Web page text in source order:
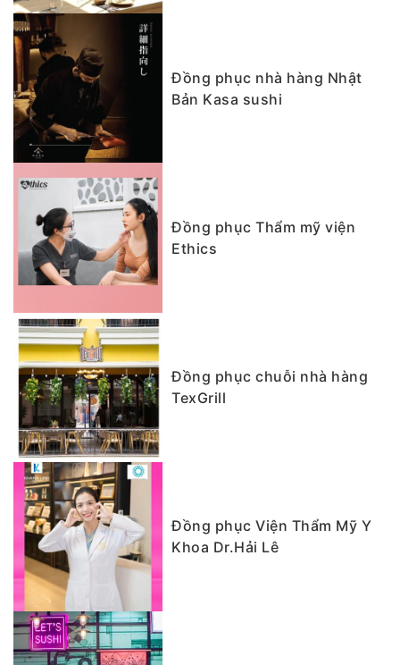
Đồng phục nhà hàng Nhật
Bản Kasa sushi
Đồng phục Thẩm mỹ viện
Ethics
Đồng phục chuỗi nhà hàng
TexGrill
Đồng phục Viện Thẩm Mỹ Y
Khoa Dr.Hải Lê